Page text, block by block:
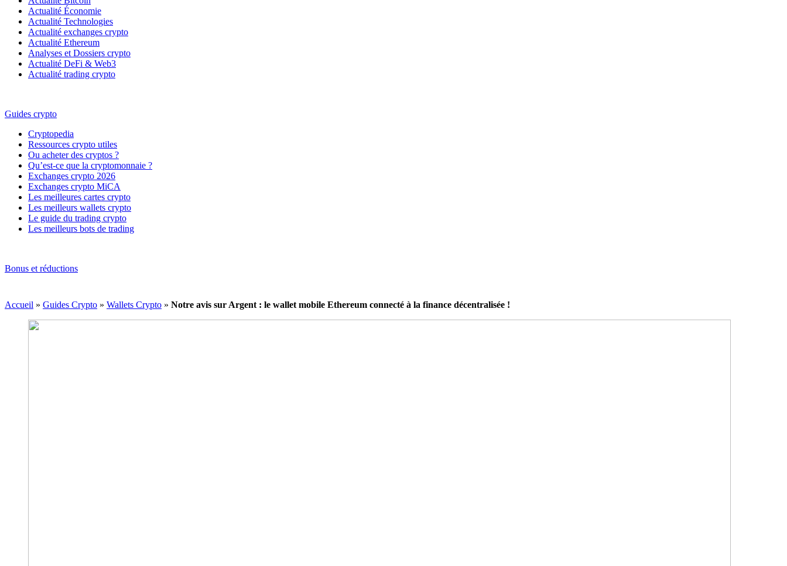
Actualité Économie
Actualité Technologies
Actualité exchanges crypto
Actualité Ethereum
Analyses et Dossiers crypto
Actualité DeFi & Web3
Actualité trading crypto
Guides crypto
Cryptopedia
Ressources crypto utiles
Ou acheter des cryptos ?
Qu’est-ce que la cryptomonnaie ?
Exchanges crypto 2026
Exchanges crypto MiCA
Les meilleures cartes crypto
Les meilleurs wallets crypto
Le guide du trading crypto
Les meilleurs bots de trading
Bonus et réductions
Accueil » Guides Crypto » Wallets Crypto » Notre avis sur Argent : le wallet mobile Ethereum connecté à la finance décentralisée !